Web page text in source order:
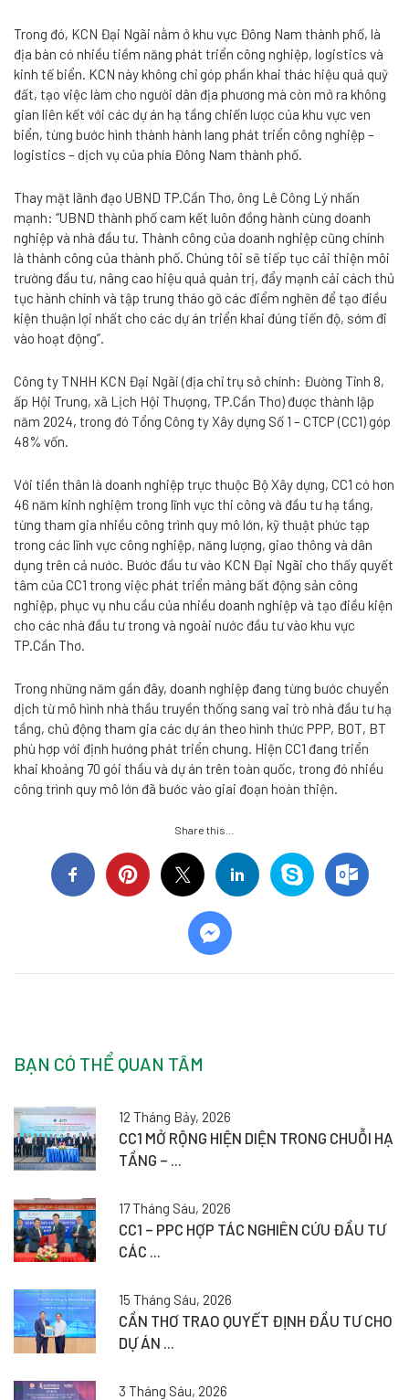
Trong đó, KCN Đại Ngãi nằm ở khu vực Đông Nam thành phố, là
địa bàn có nhiều tiềm năng phát triển công nghiệp, logistics và
kinh tế biển. KCN này không chỉ góp phần khai thác hiệu quả quỹ
đất, tạo việc làm cho người dân địa phương mà còn mở ra không
gian liên kết với các dự án hạ tầng chiến lược của khu vực ven
biển, từng bước hình thành hành lang phát triển công nghiệp –
logistics – dịch vụ của phía Đông Nam thành phố.
Thay mặt lãnh đạo UBND TP.Cần Thơ, ông Lê Công Lý nhấn
mạnh: “UBND thành phố cam kết luôn đồng hành cùng doanh
nghiệp và nhà đầu tư. Thành công của doanh nghiệp cũng chính
là thành công của thành phố. Chúng tôi sẽ tiếp tục cải thiện môi
trường đầu tư, nâng cao hiệu quả quản trị, đẩy mạnh cải cách thủ
tục hành chính và tập trung tháo gỡ các điểm nghẽn để tạo điều
kiện thuận lợi nhất cho các dự án triển khai đúng tiến độ, sớm đi
vào hoạt động”.
Công ty TNHH KCN Đại Ngãi (địa chỉ trụ sở chính: Đường Tỉnh 8,
ấp Hội Trung, xã Lịch Hội Thượng, TP.Cần Thơ) được thành lập
năm 2024, trong đó Tổng Công ty Xây dựng Số 1 – CTCP (CC1) góp
48% vốn.
Với tiền thân là doanh nghiệp trực thuộc Bộ Xây dựng, CC1 có hơn
46 năm kinh nghiệm trong lĩnh vực thi công và đầu tư hạ tầng,
từng tham gia nhiều công trình quy mô lớn, kỹ thuật phức tạp
trong các lĩnh vực công nghiệp, năng lượng, giao thông và dân
dụng trên cả nước. Bước đầu tư vào KCN Đại Ngãi cho thấy quyết
tâm của CC1 trong việc phát triển mảng bất động sản công
nghiệp, phục vụ nhu cầu của nhiều doanh nghiệp và tạo điều kiện
cho các nhà đầu tư trong và ngoài nước đầu tư vào khu vực
TP.Cần Thơ.
Trong những năm gần đây, doanh nghiệp đang từng bước chuyển
dịch từ mô hình nhà thầu truyền thống sang vai trò nhà đầu tư hạ
tầng, chủ động tham gia các dự án theo hình thức PPP, BOT, BT
phù hợp với định hướng phát triển chung. Hiện CC1 đang triển
khai khoảng 70 gói thầu và dự án trên toàn quốc, trong đó nhiều
công trình quy mô lớn đã bước vào giai đoạn hoàn thiện.
Share this…
BẠN CÓ THỂ QUAN TÂM
12 Tháng Bảy, 2026
CC1 MỞ RỘNG HIỆN DIỆN TRONG CHUỖI HẠ
TẦNG – ...
17 Tháng Sáu, 2026
CC1 – PPC HỢP TÁC NGHIÊN CỨU ĐẦU TƯ
CÁC ...
15 Tháng Sáu, 2026
CẦN THƠ TRAO QUYẾT ĐỊNH ĐẦU TƯ CHO
DỰ ÁN ...
3 Tháng Sáu, 2026